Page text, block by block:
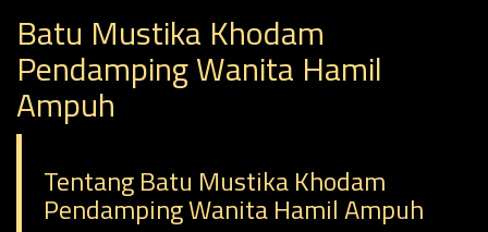
Batu Mustika Khodam
Pendamping Wanita Hamil
Ampuh
Tentang Batu Mustika Khodam
Pendamping Wanita Hamil Ampuh